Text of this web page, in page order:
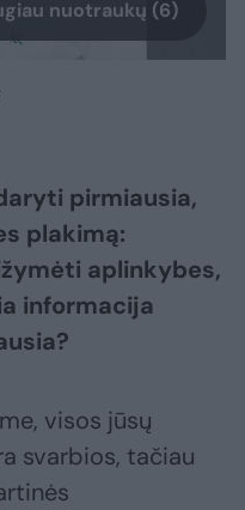
nuotraukų (6)
pirmiausia,
plakimą:
aplinkybes,
informacija
visos jūsų
svarbios, tačiau